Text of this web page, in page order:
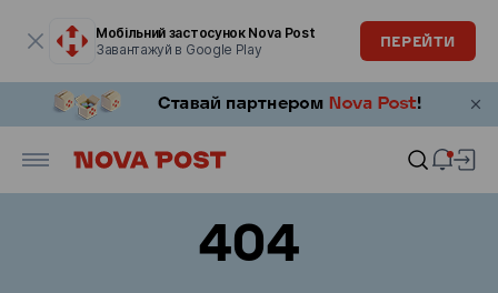
Мобільний застосунок Nova Post
Завантажуй в Google Play
ПЕРЕЙТИ
404